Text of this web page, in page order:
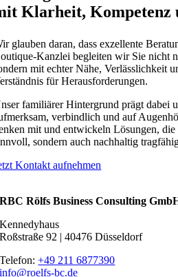
Klarheit, Kompetenz
glauben daran, dass exzellente
Kanzlei begleiten wir Sie nicht
mit echter Nähe, Verlässlichkeit
für Herausforderungen.
familiärer Hintergrund prägt dabei
verbindlich und auf
mit und entwickeln Lösungen,
sondern auch nachhaltig
Kontakt aufnehmen
RBC Rölfs Business Consulting
Kennedyhaus
Roßstraße 92 | 40476 Düsseldorf
Telefon:+49 211 6877390
info@roelfs-bc.de